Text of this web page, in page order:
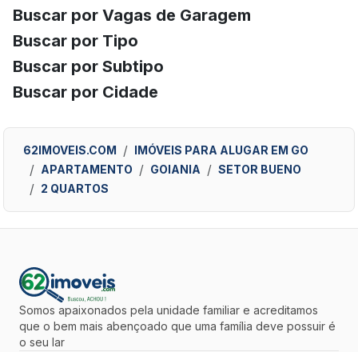
Buscar por Vagas de Garagem
Buscar por Tipo
Buscar por Subtipo
Buscar por Cidade
62IMOVEIS.COM
IMÓVEIS PARA ALUGAR EM GO
APARTAMENTO
GOIANIA
SETOR BUENO
2 QUARTOS
Somos apaixonados pela unidade familiar e acreditamos
que o bem mais abençoado que uma família deve possuir é
o seu lar